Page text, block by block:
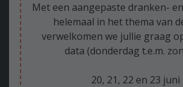
Met een aangepaste dranken-
helemaal in het thema van
verwelkomen we jullie graag
data (donderdag t.e.m.
20, 21, 22 en 23 juni